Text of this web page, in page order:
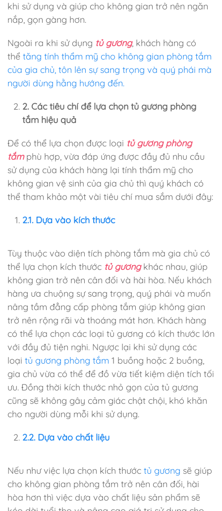
khi sử dụng và giúp cho không gian trở nên ngăn
nắp, gọn gàng hơn.
Ngoài ra khi sử dụng tủ gương, khách hàng có
thể tăng tính thẩm mỹ cho không gian phòng tắm
của gia chủ, tôn lên sự sang trọng và quý phái mà
người dùng hằng hướng đến.
2. Các tiêu chí để lựa chọn tủ gương phòng
tắm hiệu quả
Để có thể lựa chọn được loại tủ gương phòng
tắmphù hợp, vừa đáp ứng được đầy đủ nhu cầu
sử dụng của khách hàng lại tính thẩm mỹ cho
không gian vệ sinh của gia chủ thì quý khách có
thể tham khảo một vài tiêu chí mua sắm dưới đây:
2.1. Dựa vào kích thước
Tùy thuộc vào diện tích phòng tắm mà gia chủ có
thể lựa chọn kích thước tủ gương khác nhau, giúp
không gian trở nên cân đối và hài hòa. Nếu khách
hàng ưa chuộng sự sang trọng, quý phái và muốn
nâng tầm đẳng cấp phòng tắm giúp không gian
trở nên rộng rãi và thoáng mát hơn. Khách hàng
có thể lựa chọn các loại tủ gương có kích thước lớn
với đầy đủ tiện nghi. Ngược lại khi sử dụng các
loại tủ gương phòng tắm 1 buồng hoặc 2 buồng,
gia chủ vừa có thể để đồ vừa tiết kiệm diện tích tối
ưu. Đồng thời kích thước nhỏ gọn của tủ gương
cũng sẽ không gây cảm giác chật chội, khó khăn
cho người dùng mỗi khi sử dụng.
2.2. Dựa vào chất liệu
Nếu như việc lựa chọn kích thước tủ gương sẽ giúp
cho không gian phòng tắm trở nên cân đối, hài
hòa hơn thì việc dựa vào chất liệu sản phẩm sẽ